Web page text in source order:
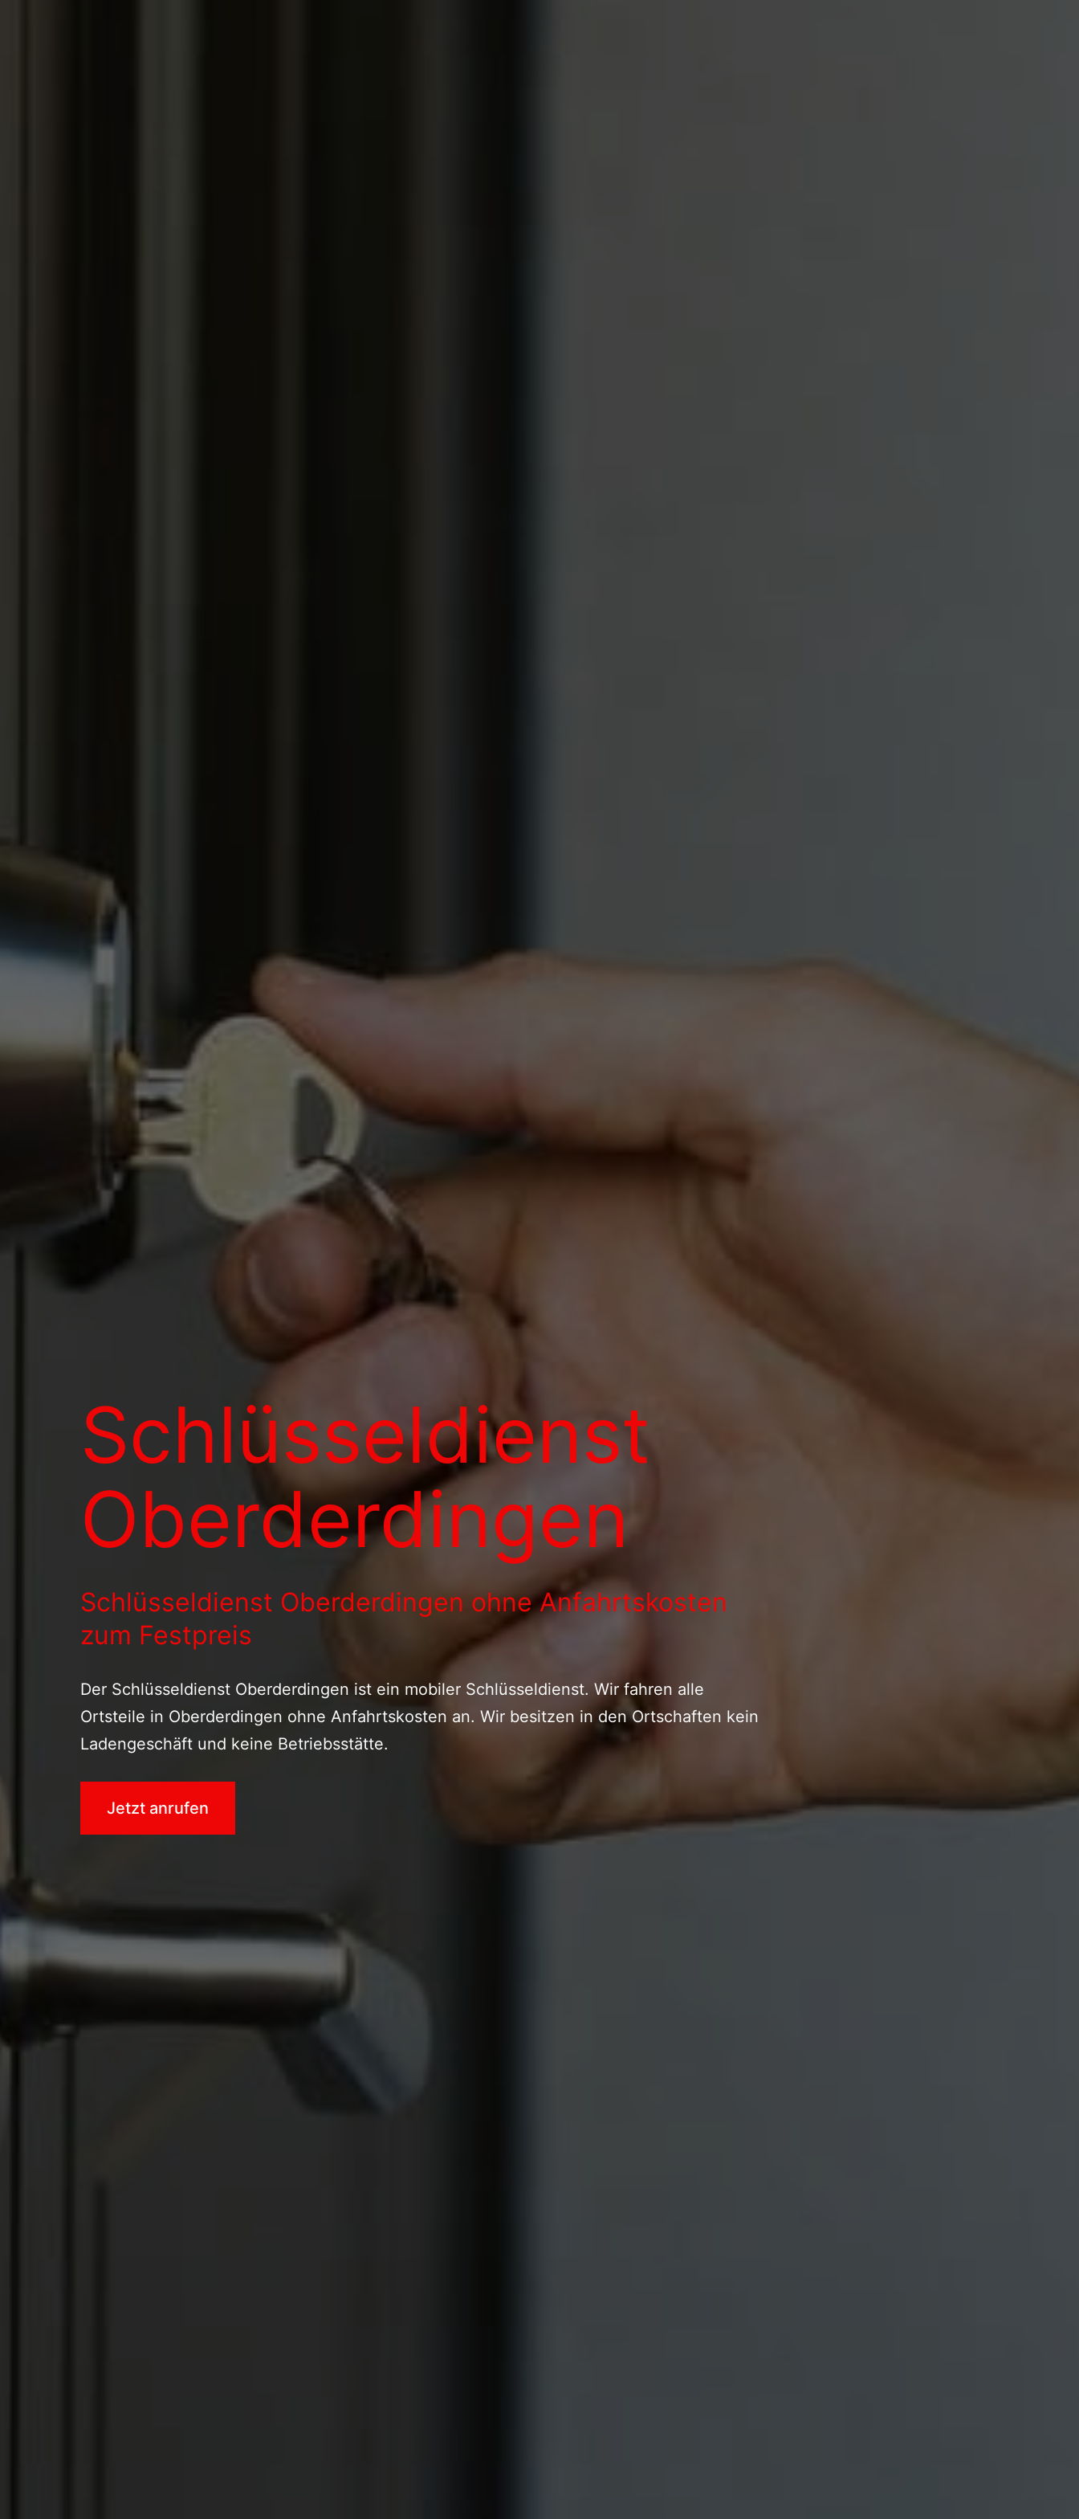
Schlüsseldienst
Oberderdingen
Schlüsseldienst Oberderdingen ohne Anfahrtskosten
zum Festpreis
Der Schlüsseldienst Oberderdingen ist ein mobiler Schlüsseldienst. Wir fahren alle
Ortsteile in Oberderdingen ohne Anfahrtskosten an. Wir besitzen in den Ortschaften kein
Ladengeschäft und keine Betriebsstätte.
Jetzt anrufen